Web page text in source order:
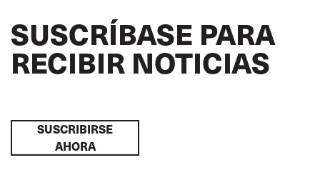
SUSCRÍBASE PARA
RECIBIR NOTICIAS
SUSCRIBIRSE
AHORA